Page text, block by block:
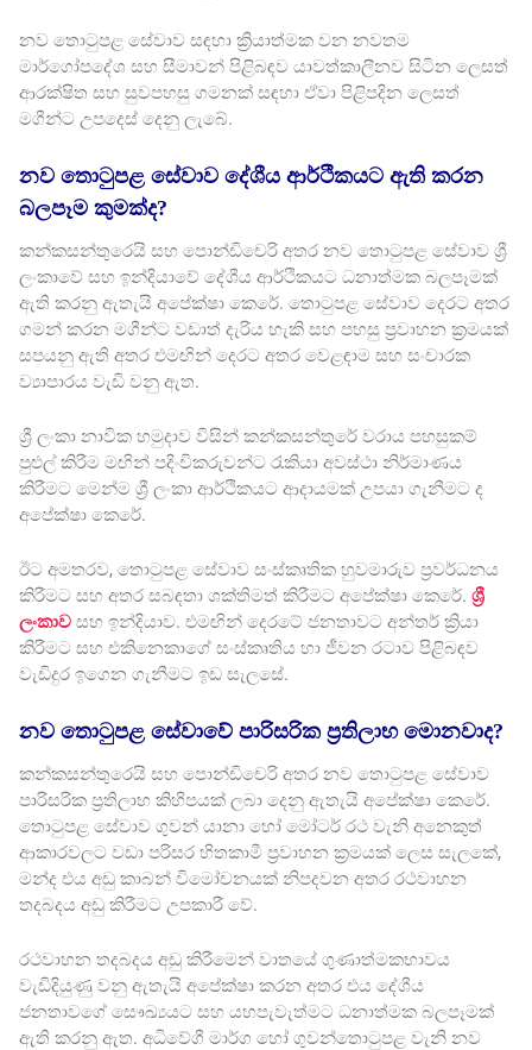
නව තොටුපළ සේවාව සඳහා ක්‍රියාත්මක වන නවතම
මාර්ගෝපදේශ සහ සීමාවන් පිළිබඳව යාවත්කාලීනව සිටින ලෙසත්
ආරක්ෂිත සහ සුවපහසු ගමනක් සඳහා ඒවා පිළිපදින ලෙසත්
මගීන්ට උපදෙස් දෙනු ලැබේ.
නව තොටුපළ සේවාව දේශීය ආර්ථිකයට ඇති කරන
බලපෑම කුමක්ද?
කන්කසන්තුරෙයි සහ පොන්ඩිචෙරි අතර නව තොටුපළ සේවාව ශ්‍රී
ලංකාවේ සහ ඉන්දියාවේ දේශීය ආර්ථිකයට ධනාත්මක බලපෑමක්
ඇති කරනු ඇතැයි අපේක්ෂා කෙරේ. තොටුපළ සේවාව දෙරට අතර
ගමන් කරන මගීන්ට වඩාත් දැරිය හැකි සහ පහසු ප්‍රවාහන ක්‍රමයක්
සපයනු ඇති අතර එමඟින් දෙරට අතර වෙළඳාම සහ සංචාරක
ව්‍යාපාරය වැඩි වනු ඇත.
ශ්‍රී ලංකා නාවික හමුදාව විසින් කන්කසන්තුරේ වරාය පහසුකම්
පුළුල් කිරීම මඟින් පදිංචිකරුවන්ට රැකියා අවස්ථා නිර්මාණය
කිරීමට මෙන්ම ශ්‍රී ලංකා ආර්ථිකයට ආදායමක් උපයා ගැනීමට ද
අපේක්ෂා කෙරේ.
ඊට අමතරව, තොටුපළ සේවාව සංස්කෘතික හුවමාරුව ප්‍රවර්ධනය
කිරීමට සහ අතර සබඳතා ශක්තිමත් කිරීමට අපේක්ෂා කෙරේ. ශ්‍රී
ලංකාව සහ ඉන්දියාව. එමඟින් දෙරටේ ජනතාවට අන්තර් ක්‍රියා
කිරීමට සහ එකිනෙකාගේ සංස්කෘතිය හා ජීවන රටාව පිළිබඳව
වැඩිදුර ඉගෙන ගැනීමට ඉඩ සැලසේ.
නව තොටුපළ සේවාවේ පාරිසරික ප්‍රතිලාභ මොනවාද?
කන්කසන්තුරෙයි සහ පොන්ඩිචෙරි අතර නව තොටුපළ සේවාව
පාරිසරික ප්‍රතිලාභ කිහිපයක් ලබා දෙනු ඇතැයි අපේක්ෂා කෙරේ.
තොටුපළ සේවාව ගුවන් යානා හෝ මෝටර් රථ වැනි අනෙකුත්
ආකාරවලට වඩා පරිසර හිතකාමී ප්‍රවාහන ක්‍රමයක් ලෙස සැලකේ,
මන්ද එය අඩු කාබන් විමෝචනයක් නිපදවන අතර රථවාහන
තදබදය අඩු කිරීමට උපකාරී වේ.
රථවාහන තදබදය අඩු කිරීමෙන් වාතයේ ගුණාත්මකභාවය
වැඩිදියුණු වනු ඇතැයි අපේක්ෂා කරන අතර එය දේශීය
ජනතාවගේ සෞඛ්‍යයට සහ යහපැවැත්මට ධනාත්මක බලපෑමක්
ඇති කරනු ඇත. අධිවේගී මාර්ග හෝ ගුවන්තොටුපළ වැනි නව